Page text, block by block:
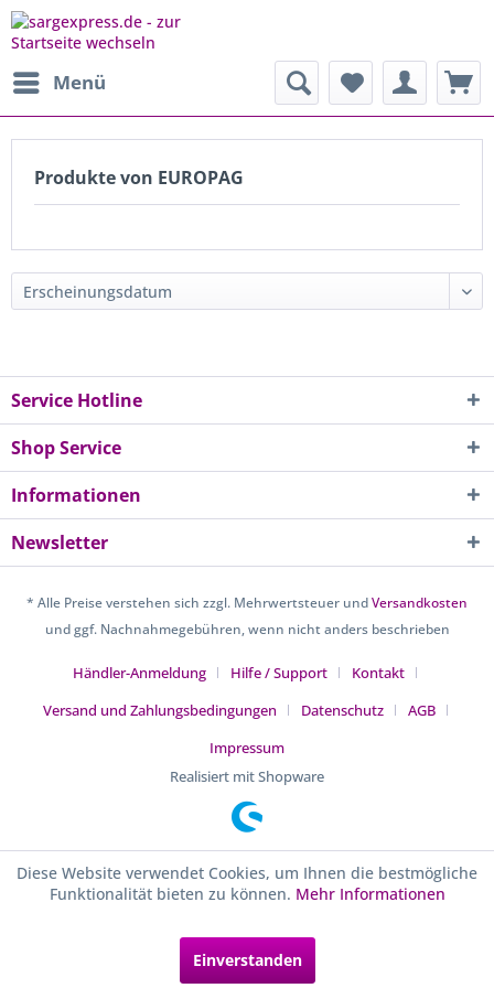
Menü
Produkte von EUROPAG
Service Hotline
Shop Service
Informationen
Newsletter
* Alle Preise verstehen sich zzgl. Mehrwertsteuer undVersandkosten
und ggf. Nachnahmegebühren, wenn nicht anders beschrieben
Händler-Anmeldung Hilfe / Support
Kontakt
Versand und Zahlungsbedingungen
Datenschutz
AGB
Impressum
Realisiert mit Shopware
Diese Website verwendet Cookies, um Ihnen die bestmögliche
Funktionalität bieten zu können. Mehr Informationen
Einverstanden